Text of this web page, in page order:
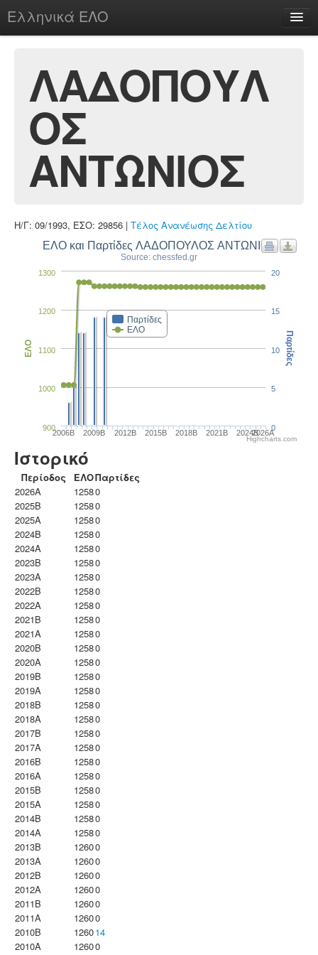
Ελληνικά ΕΛΟ
chesstu.be @ discord
Login
ΛΑΔΟΠΟΥΛ
ΟΣ
ΑΝΤΩΝΙΟΣ
Η/Γ: 09/1993, ΕΣΟ: 29856 | Τέλος Ανανέωσης Δελτίου
ΕΛΟ και Παρτίδες ΛΑΔΟΠΟΥΛΟΣ ΑΝΤΩΝΙΟΣ
Source: chessfed.gr
Παρτίδες
ΕΛΟ
2006B 2009B 2012B 2015B 2018B 2021B 2024B2026A
900
1000
1100
1200
1300
ΕΛΟ
0
5
10
15
20
Παρτίδες
Highcharts.com
Ιστορικό
Περίοδος ΕΛΟΠαρτίδες
2026A
12580
2025B
12580
2025A
12580
2024B
12580
2024A
12580
2023B
12580
2023Α
12580
2022B
12580
2022A
12580
2021B
12580
2021A
12580
2020B
12580
2020A
12580
2019B
12580
2019A
12580
2018B
12580
2018A
12580
2017B
12580
2017A
12580
2016B
12580
2016A
12580
2015B
12580
2015A
12580
2014B
12580
2014A
12580
2013B
12600
2013A
12600
2012B
12600
2012A
12600
2011B
12600
2011A
12600
2010B
126014
2010A
12600